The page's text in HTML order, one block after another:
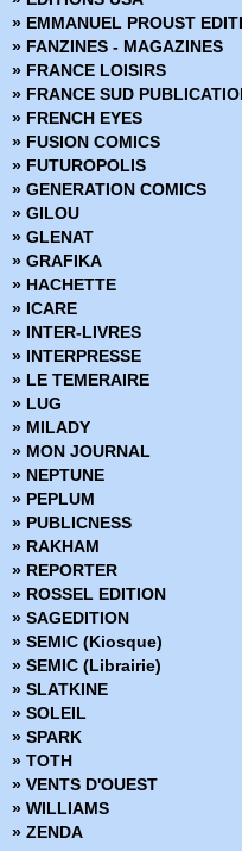
› 74-75
› 76-77
› 78-79
› 80-81
› 82-83
› 84-85
› 86-87
› 88-89
› 90-91
› 92-93
› 94-95
› 96-97
› 98-99
› 100-101
› 102-103
› 104-105
› 106-107
› 108-109
› 110-111
› 112-113
› 114-115
› 116-117
› 118-119
› 120-121
› 122-123
› 124-125
› 126-127
› 128-129
› 130-131
› 132-133
› 134-135
› 136-137
› 138-139
› 140-141
› 142-143
› 144-145
» EMMANUEL PROUST
» FANZINES - MAGAZINES
» FRANCE LOISIRS
» FRANCE SUD
» FRENCH EYES
» FUSION COMICS
» FUTUROPOLIS
» GENERATION COMICS
» GILOU
» GLENAT
» GRAFIKA
» HACHETTE
» ICARE
» INTER-LIVRES
» INTERPRESSE
» LE TEMERAIRE
» LUG
» MILADY
» MON JOURNAL
» NEPTUNE
» PEPLUM
» PUBLICNESS
» RAKHAM
» REPORTER
» ROSSEL EDITION
» SAGEDITION
» SEMIC (Kiosque)
» SEMIC (Librairie)
» SLATKINE
» SOLEIL
» SPARK
» TOTH
» VENTS D'OUEST
» WILLIAMS
» ZENDA